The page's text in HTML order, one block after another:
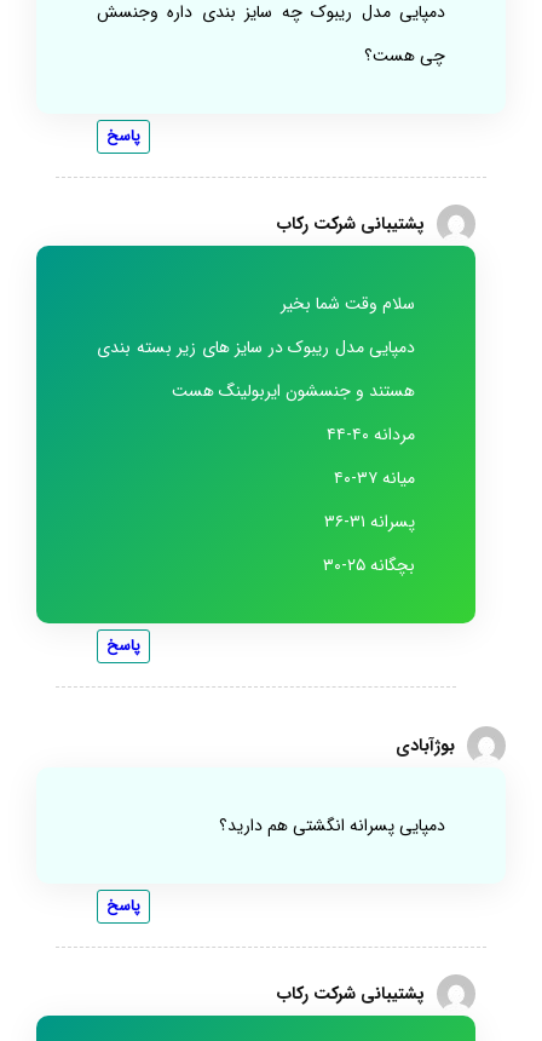
دمپایی مدل ریبوک چه سایز بندی داره وجنسش
چی هست؟
پاسخ
پشتیبانی شرکت رکاب
سلام وقت شما بخیر
دمپایی مدل ریبوک در سایز های زیر بسته بندی
هستند و جنسشون ایربولینگ هست
مردانه ۴۰-۴۴
میانه ۳۷-۴۰
پسرانه ۳۱-۳۶
بچگانه ۲۵-۳۰
پاسخ
بوژآبادی
دمپایی پسرانه انگشتی هم دارید؟
پاسخ
پشتیبانی شرکت رکاب